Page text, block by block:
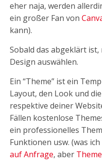
eher naja, werden
ein großer Fan von
kann).
Sobald das abgeklärt
Design auswählen.
Ein “Theme” ist ein
Layout, den Look und
respektive deiner
Fällen kostenlose
ein professionelles
Funktionen usw. (was
auf Anfrage, aber